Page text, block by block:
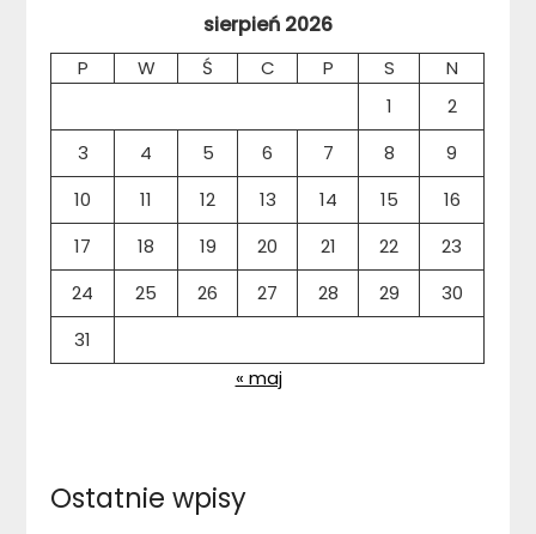
sierpień 2026
P W Ś C P S
N
1
2
3
4 5 6 7 8
9
10
11 12 13 14 15
16
17
18 19 20 21 22
23
24
25 26 27 28 29
30
31
« maj
Ostatnie wpisy